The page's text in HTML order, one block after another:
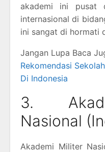
akademi ini pusat
internasional di
ini sangat di hormati
Jangan Lupa Baca
Rekomendasi
Di Indonesia
3.
Nasional
Akademi Militer